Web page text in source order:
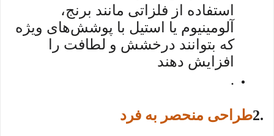
استفاده از فلزاتی مانند برنج،
آلومینیوم یا استیل با پوشش‌های ویژه
که بتوانند درخشش و لطافت را
افزایش دهند
.
2.طراحی منحصر به فرد